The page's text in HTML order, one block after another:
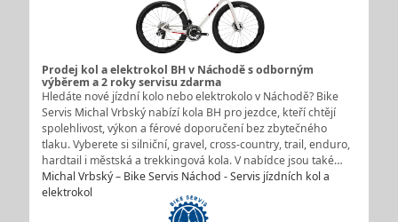
Prodej kol a elektrokol BH v Náchodě s odborným
výběrem a 2 roky servisu zdarma
Hledáte nové jízdní kolo nebo elektrokolo v Náchodě? Bike
Servis Michal Vrbský nabízí kola BH pro jezdce, kteří chtějí
spolehlivost, výkon a férové doporučení bez zbytečného
tlaku. Vyberete si silniční, gravel, cross-country, trail, enduro,
hardtail i městská a trekkingová kola. V nabídce jsou také…
Michal Vrbský – Bike Servis Náchod - Servis jízdních kol a
elektrokol